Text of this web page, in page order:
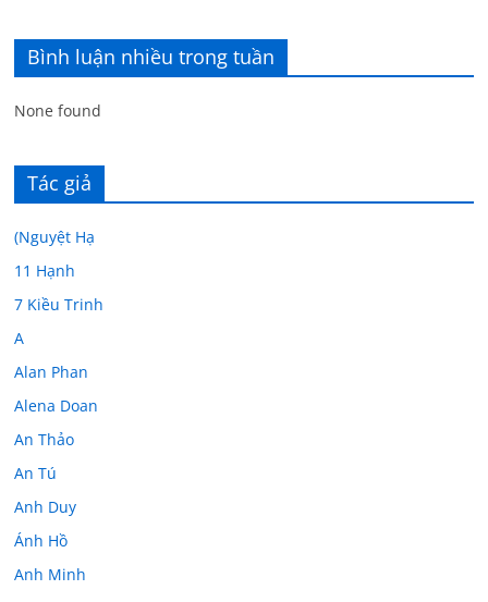
Bình luận nhiều trong tuần
None found
Tác giả
(Nguyệt Hạ
11 Hạnh
7 Kiều Trinh
A
Alan Phan
Alena Doan
An Thảo
An Tú
Anh Duy
Ánh Hồ
Anh Minh